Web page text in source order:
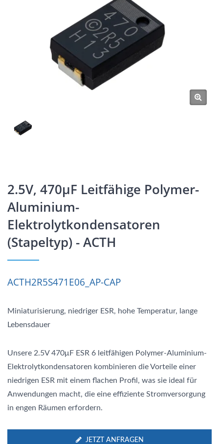
2.5V, 470μF Leitfähige Polymer-
Aluminium-
Elektrolytkondensatoren
(Stapeltyp) - ACTH
ACTH2R5S471E06_AP-CAP
Miniaturisierung, niedriger ESR, hohe Temperatur, lange
Lebensdauer
Unsere 2.5V 470μF ESR 6 leitfähigen Polymer-Aluminium-
Elektrolytkondensatoren kombinieren die Vorteile einer
niedrigen ESR mit einem flachen Profil, was sie ideal für
Anwendungen macht, die eine effiziente Stromversorgung
in engen Räumen erfordern.
JETZT ANFRAGEN